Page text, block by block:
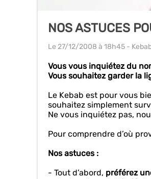
NOS ASTUCES
Le 27/12/2008 à 18h45 -
Vous vous inquiétez du
Vous souhaitez garder la
Le Kebab est pour vous
souhaitez simplement
Ne vous inquiétez pas,
Pour comprendre d’où
Nos astuces :
- Tout d’abord, préférez